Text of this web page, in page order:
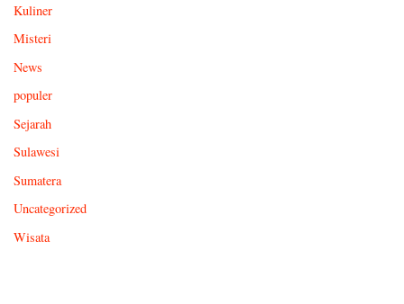
Kuliner
Misteri
News
populer
Sejarah
Sulawesi
Sumatera
Uncategorized
Wisata